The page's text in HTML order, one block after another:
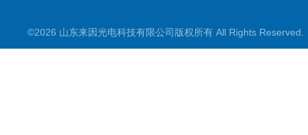
水质检测仪
©2026 山东来因光电科技有限公司版权所有 All Rights